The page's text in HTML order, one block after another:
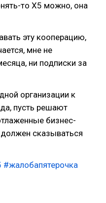
то Х5 можно, она
эту кооперацию,
мне не
ни подписки за
организации к
пусть решают
бизнес-
сказываться
#жалобапятерочка